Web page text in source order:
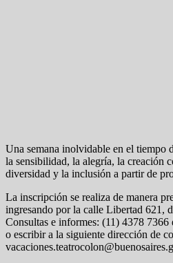
Una semana inolvidable en el tiempo
la sensibilidad, la alegría, la creación
diversidad y la inclusión a partir de
La inscripción se realiza de manera
ingresando por la calle Libertad 621,
Consultas e informes: (11) 4378 7366
o escribir a la siguiente dirección de